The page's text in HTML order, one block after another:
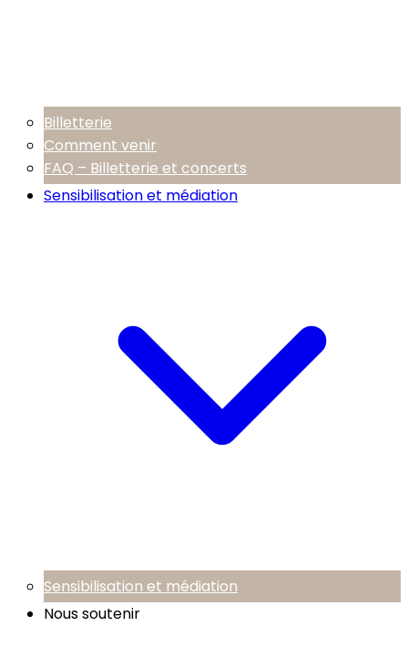
Billetterie
Comment venir
FAQ – Billetterie et concerts
Sensibilisation et médiation
Sensibilisation et médiation
Nous soutenir